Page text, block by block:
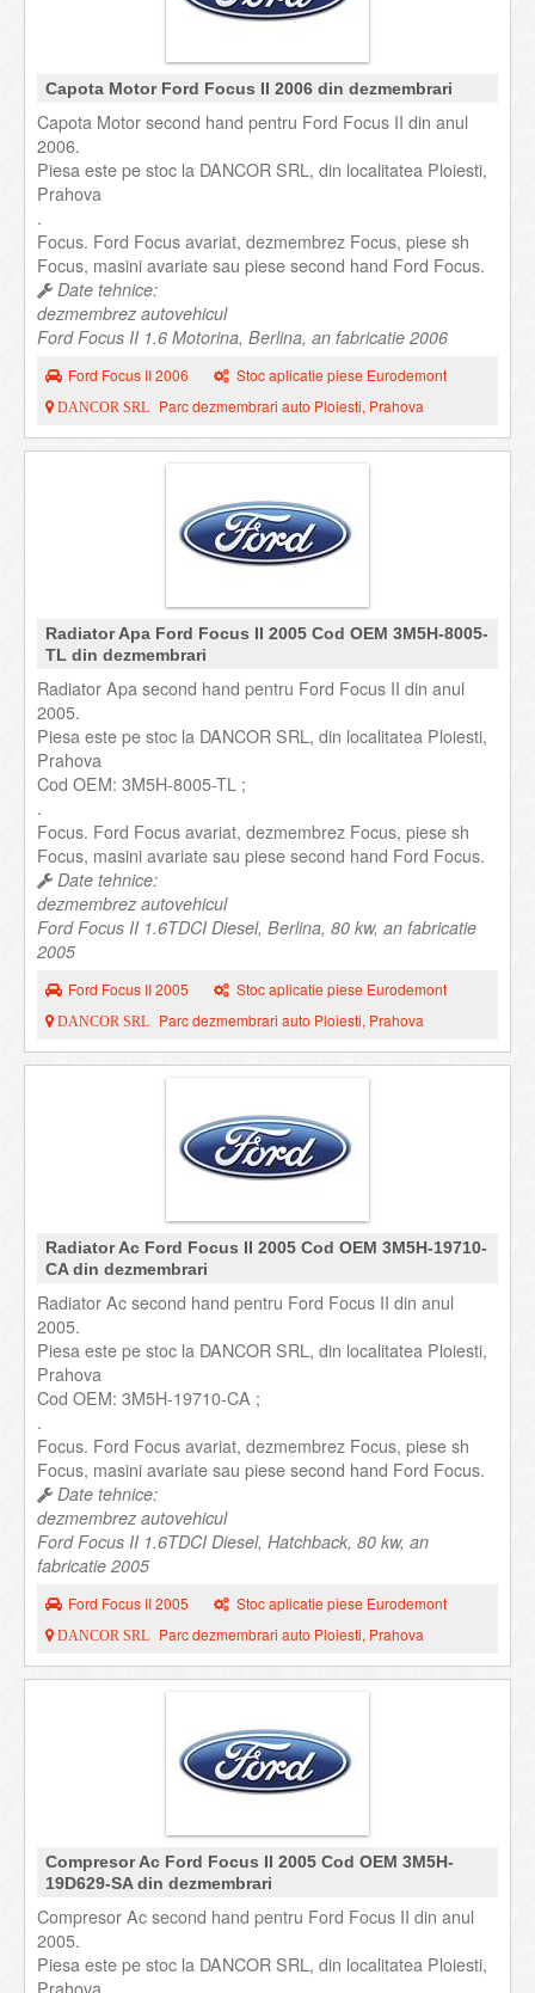
Capota Motor Ford Focus II 2006 din dezmembrari
Capota Motor second hand pentru Ford Focus II din anul
2006.
Piesa este pe stoc la DANCOR SRL, din localitatea Ploiesti,
Prahova
.
Focus. Ford Focus avariat, dezmembrez Focus, piese sh
Focus, masini avariate sau piese second hand Ford Focus.
Date tehnice:
dezmembrez autovehicul
Ford Focus II 1.6 Motorina, Berlina, an fabricatie 2006
Ford Focus II 2006 Stoc aplicatie piese Eurodemont
DANCOR SRL Parc dezmembrari auto Ploiesti, Prahova
Radiator Apa Ford Focus II 2005 Cod OEM 3M5H-8005-
TL din dezmembrari
Radiator Apa second hand pentru Ford Focus II din anul
2005.
Piesa este pe stoc la DANCOR SRL, din localitatea Ploiesti,
Prahova
Cod OEM: 3M5H-8005-TL ;
.
Focus. Ford Focus avariat, dezmembrez Focus, piese sh
Focus, masini avariate sau piese second hand Ford Focus.
Date tehnice:
dezmembrez autovehicul
Ford Focus II 1.6TDCI Diesel, Berlina, 80 kw, an fabricatie
2005
Ford Focus II 2005 Stoc aplicatie piese Eurodemont
DANCOR SRL Parc dezmembrari auto Ploiesti, Prahova
Radiator Ac Ford Focus II 2005 Cod OEM 3M5H-19710-
CA din dezmembrari
Radiator Ac second hand pentru Ford Focus II din anul
2005.
Piesa este pe stoc la DANCOR SRL, din localitatea Ploiesti,
Prahova
Cod OEM: 3M5H-19710-CA ;
.
Focus. Ford Focus avariat, dezmembrez Focus, piese sh
Focus, masini avariate sau piese second hand Ford Focus.
Date tehnice:
dezmembrez autovehicul
Ford Focus II 1.6TDCI Diesel, Hatchback, 80 kw, an
fabricatie 2005
Ford Focus II 2005 Stoc aplicatie piese Eurodemont
DANCOR SRL Parc dezmembrari auto Ploiesti, Prahova
Compresor Ac Ford Focus II 2005 Cod OEM 3M5H-
19D629-SA din dezmembrari
Compresor Ac second hand pentru Ford Focus II din anul
2005.
Piesa este pe stoc la DANCOR SRL, din localitatea Ploiesti,
Prahova